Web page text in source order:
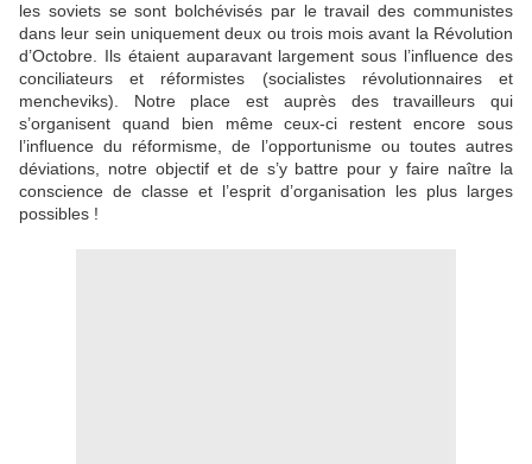
les soviets se sont bolchévisés par le travail des communistes
dans leur sein uniquement deux ou trois mois avant la Révolution
d’Octobre. Ils étaient auparavant largement sous l’influence des
conciliateurs et réformistes (socialistes révolutionnaires et
mencheviks). Notre place est auprès des travailleurs qui
s’organisent quand bien même ceux-ci restent encore sous
l’influence du réformisme, de l’opportunisme ou toutes autres
déviations, notre objectif et de s’y battre pour y faire naître la
conscience de classe et l’esprit d’organisation les plus larges
possibles !